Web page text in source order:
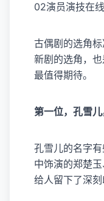
02演员演技在线
古偶剧的选角
新剧的选角，
最值得期待。
第一位，孔雪儿
孔雪儿的名字
中饰演的郑楚
给人留下了深刻